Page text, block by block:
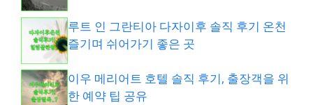
루트 인 그란티아 다자이후 솔직 후기 온천
즐기며 쉬어가기 좋은 곳
이우 메리어트 호텔 솔직 후기, 출장객을 위
한 예약 팁 공유